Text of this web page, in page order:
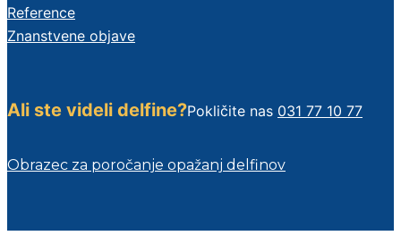
Reference
Znanstvene objave
Ali ste videli delfine?Pokličite nas 031 77 10 77
Obrazec za poročanje opažanj delfinov